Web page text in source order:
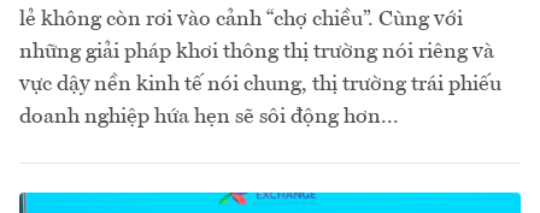
lẻ không còn rơi vào cảnh “chợ chiều”. Cùng với
những giải pháp khơi thông thị trường nói riêng và
vực dậy nền kinh tế nói chung, thị trường trái phiếu
doanh nghiệp hứa hẹn sẽ sôi động hơn...